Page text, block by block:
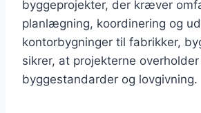
byggeprojekter, der kræver
planlægning, koordinering og
kontorbygninger til fabrikker,
sikrer, at projekterne
byggestandarder og lovgivning.